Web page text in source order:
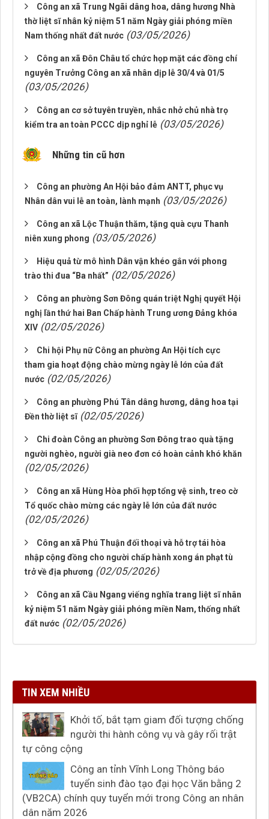
Công an xã Trung Ngãi dâng hoa, dâng hương Nhà
thờ liệt sĩ nhân kỷ niệm 51 năm Ngày giải phóng miền
Nam thống nhất đất nước (03/05/2026)
Công an xã Đôn Châu tổ chức họp mặt các đồng chí
nguyên Trưởng Công an xã nhân dịp lễ 30/4 và 01/5
(03/05/2026)
Công an cơ sở tuyên truyền, nhắc nhở chủ nhà trọ
kiểm tra an toàn PCCC dịp nghỉ lễ (03/05/2026)
Những tin cũ hơn
Công an phường An Hội bảo đảm ANTT, phục vụ
Nhân dân vui lễ an toàn, lành mạnh (03/05/2026)
Công an xã Lộc Thuận thăm, tặng quà cựu Thanh
niên xung phong (03/05/2026)
Hiệu quả từ mô hình Dân vận khéo gắn với phong
trào thi đua “Ba nhất” (02/05/2026)
Công an phường Sơn Đông quán triệt Nghị quyết Hội
nghị lần thứ hai Ban Chấp hành Trung ương Đảng khóa
XIV (02/05/2026)
Chi hội Phụ nữ Công an phường An Hội tích cực
tham gia hoạt động chào mừng ngày lễ lớn của đất
nước (02/05/2026)
Công an phường Phú Tân dâng hương, dâng hoa tại
Đền thờ liệt sĩ (02/05/2026)
Chi đoàn Công an phường Sơn Đông trao quà tặng
người nghèo, người già neo đơn có hoàn cảnh khó khăn
(02/05/2026)
Công an xã Hùng Hòa phối hợp tổng vệ sinh, treo cờ
Tổ quốc chào mừng các ngày lễ lớn của đất nước
(02/05/2026)
Công an xã Phú Thuận đối thoại và hỗ trợ tái hòa
nhập cộng đồng cho người chấp hành xong án phạt tù
trở về địa phương (02/05/2026)
Công an xã Cầu Ngang viếng nghĩa trang liệt sĩ nhân
kỷ niệm 51 năm Ngày giải phóng miền Nam, thống nhất
đất nước (02/05/2026)
TIN XEM NHIỀU
Khởi tố, bắt tạm giam đối tượng chống
người thi hành công vụ và gây rối trật
tự công cộng
Công an tỉnh Vĩnh Long Thông báo
tuyển sinh đào tạo đại học Văn bằng 2
(VB2CA) chính quy tuyển mới trong Công an nhân
dân năm 2026